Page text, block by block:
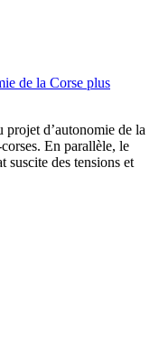
de la Corse plus
d’autonomie de la
En parallèle, le
suscite des tensions et